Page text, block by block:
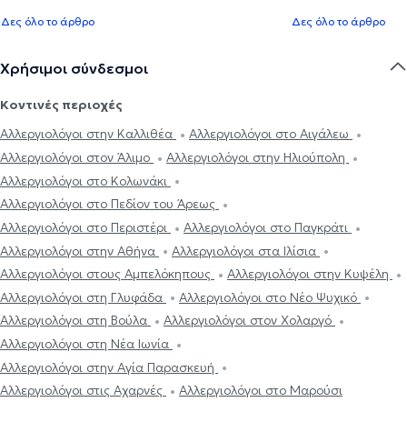
Δες όλο το άρθρο Δες όλο το άρθρο
Χρήσιμοι σύνδεσμοι
Κοντινές περιοχές
Αλλεργιολόγοι στην Καλλιθέα
Αλλεργιολόγοι στο Αιγάλεω
Αλλεργιολόγοι στον Άλιμο
Αλλεργιολόγοι στην Ηλιούπολη
Αλλεργιολόγοι στο Κολωνάκι
Αλλεργιολόγοι στο Πεδίον του Άρεως
Αλλεργιολόγοι στο Περιστέρι
Αλλεργιολόγοι στο Παγκράτι
Αλλεργιολόγοι στην Αθήνα
Αλλεργιολόγοι στα Ιλίσια
Αλλεργιολόγοι στους Αμπελόκηπους
Αλλεργιολόγοι στην Κυψέλη
Αλλεργιολόγοι στη Γλυφάδα
Αλλεργιολόγοι στο Νέο Ψυχικό
Αλλεργιολόγοι στη Βούλα
Αλλεργιολόγοι στον Χολαργό
Αλλεργιολόγοι στη Νέα Ιωνία
Αλλεργιολόγοι στην Αγία Παρασκευή
Αλλεργιολόγοι στις Αχαρνές
Αλλεργιολόγοι στο Μαρούσι